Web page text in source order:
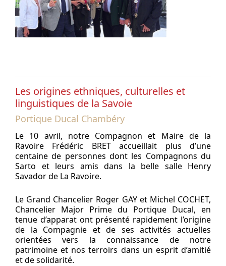
Les origines ethniques, culturelles et
linguistiques de la Savoie
Portique Ducal Chambéry
Le 10 avril, notre Compagnon et Maire de la
Ravoire Frédéric BRET accueillait plus d’une
centaine de personnes dont les Compagnons du
Sarto et leurs amis dans la belle salle Henry
Savador de La Ravoire.
Le Grand Chancelier Roger GAY et Michel COCHET,
Chancelier Major Prime du Portique Ducal, en
tenue d’apparat ont présenté rapidement l’origine
de la Compagnie et de ses activités actuelles
orientées vers la connaissance de notre
patrimoine et nos terroirs dans un esprit d’amitié
et de solidarité.